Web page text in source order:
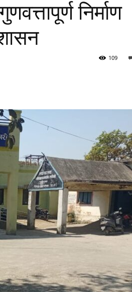
निर्माण
109